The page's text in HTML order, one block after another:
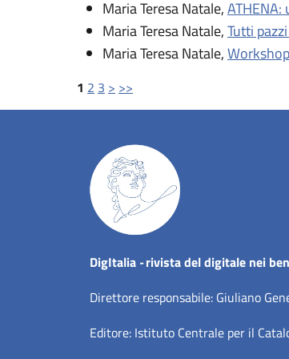
Maria Teresa Natale,
Maria Teresa Natale,Tutti
Maria Teresa Natale,
1 2 3 > >>
DigItalia -rivista del digitale nei
Direttore responsabile: Giuliano
Editore: Istituto Centrale per il